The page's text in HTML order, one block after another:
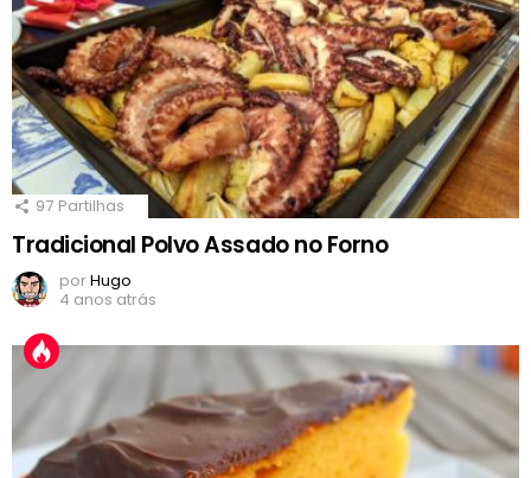
97 Partilhas
Tradicional Polvo Assado no Forno
porHugo
4 anos atrás